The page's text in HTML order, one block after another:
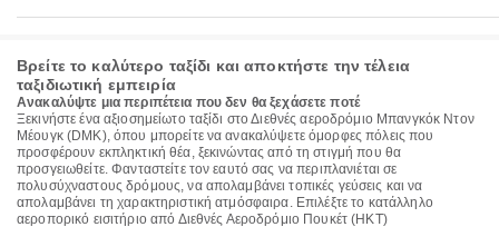
Βρείτε το καλύτερο ταξίδι και αποκτήστε την τέλεια
ταξιδιωτική εμπειρία
Ανακαλύψτε μια περιπέτεια που δεν θα ξεχάσετε ποτέ
Ξεκινήστε ένα αξιοσημείωτο ταξίδι στο Διεθνές αεροδρόμιο Μπανγκόκ Ντον
Μέουγκ (DMK), όπου μπορείτε να ανακαλύψετε όμορφες πόλεις που
προσφέρουν εκπληκτική θέα, ξεκινώντας από τη στιγμή που θα
προσγειωθείτε. Φανταστείτε τον εαυτό σας να περιπλανιέται σε
πολυσύχναστους δρόμους, να απολαμβάνει τοπικές γεύσεις και να
απολαμβάνει τη χαρακτηριστική ατμόσφαιρα. Επιλέξτε το κατάλληλο
αεροπορικό εισιτήριο από Διεθνές Αεροδρόμιο Πουκέτ (HKT)